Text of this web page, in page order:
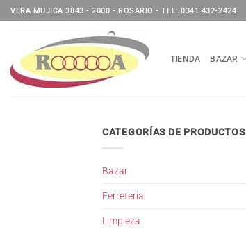
Saltar
al
VERA MUJICA 3843 - 2000 - ROSARIO - TEL: 0341 432-2424
TIENDA BAZAR
CATEGORÍAS DE PRODUCTOS
Bazar
Ferreteria
Limpieza